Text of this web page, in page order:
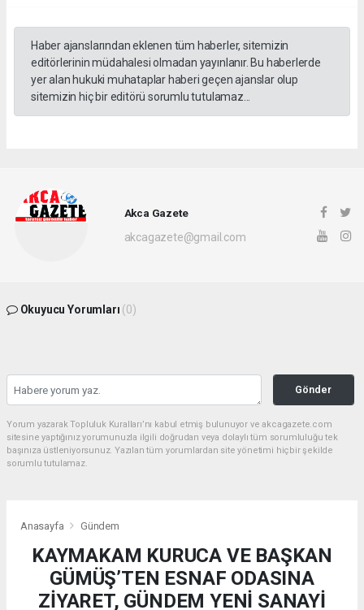
Haber ajanslarından eklenen tüm haberler, sitemizin
editörlerinin müdahalesi olmadan yayınlanır. Bu haberlerde
yer alan hukuki muhataplar haberi geçen ajanslar olup
sitemizin hiç bir editörü sorumlu tutulamaz...
Akca Gazete
akcagazete@gmail.com
Okuyucu Yorumları (0)
Gönder
Yorum yazarak Topluluk Kuralları’nı kabul etmiş bulunuyor ve akcagazete.com
sitesine yaptığınız yorumunuzla ilgili doğrudan veya dolaylı tüm sorumluluğu tek
başınıza üstleniyorsunuz. Yazılan tüm yorumlardan site yönetimi hiçbir şekilde
sorumlu tutulamaz.
Anasayfa Gündem
KAYMAKAM KURUCA VE BAŞKAN
GÜMÜŞ’TEN ESNAF ODASINA
ZİYARET, GÜNDEM YENİ SANAYİ